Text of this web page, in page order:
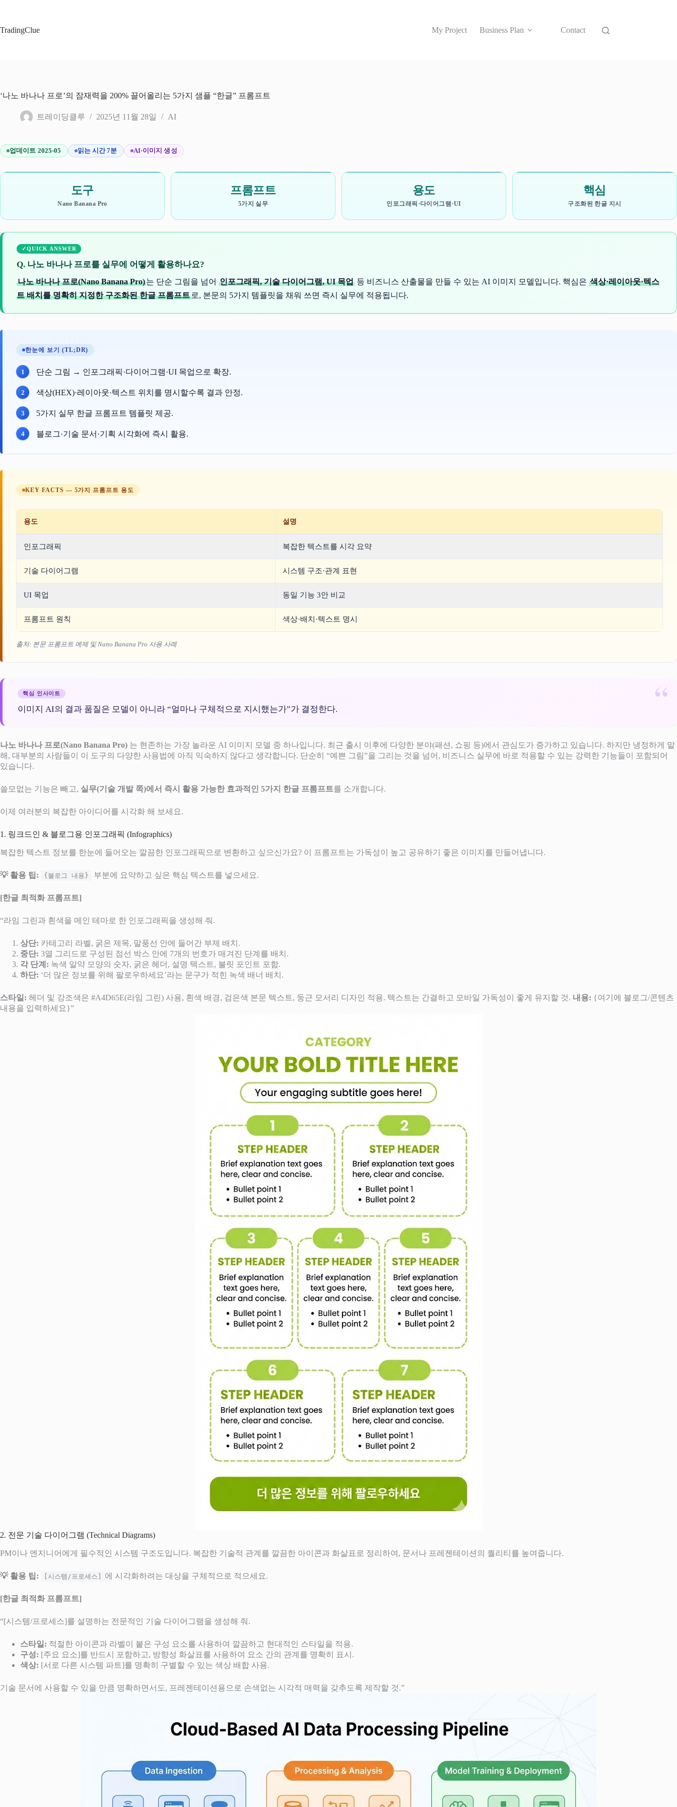
으
TradingClue My Project Business Plan Contact
‘나노 바나나 프로’의 잠재력을 200% 끌어올리는 5가지 샘플 “한글” 프롬프트
트레이딩클루 2025년 11월 28일 AI
업데이트 2025-05 읽는 시간 7분 AI·이미지 생성
도구
Nano Banana Pro
프롬프트
5가지 실무
용도
인포그래픽·다이어그램·UI
핵심
구조화된 한글 지시
QUICK ANSWER
Q. 나노 바나나 프로를 실무에 어떻게 활용하나요?
나노 바나나 프로(Nano Banana Pro)는 단순 그림을 넘어 인포그래픽, 기술 다이어그램, UI 목업 등 비즈니스 산출물을 만들 수 있는 AI 이미지 모델입니다. 핵심은 색상·레이아웃·텍스
트 배치를 명확히 지정한 구조화된 한글 프롬프트 로, 본문의 5가지 템플릿을 채워 쓰면 즉시 실무에 적용됩니다.
한눈에 보기 (TL;DR)
단순 그림 → 인포그래픽·다이어그램·UI 목업으로 확장.
색상(HEX)·레이아웃·텍스트 위치를 명시할수록 결과 안정.
5가지 실무 한글 프롬프트 템플릿 제공.
블로그·기술 문서·기획 시각화에 즉시 활용.
KEY FACTS — 5가지 프롬프트 용도
용도 설명
인포그래픽 복잡한 텍스트를 시각 요약
기술 다이어그램 시스템 구조·관계 표현
UI 목업 동일 기능 3안 비교
프롬프트 원칙 색상·배치·텍스트 명시
출처: 본문 프롬프트 예제 및 Nano Banana Pro 사용 사례
핵심 인사이트
이미지 AI의 결과 품질은 모델이 아니라 “얼마나 구체적으로 지시했는가”가 결정한다.
나노 바나나 프로(Nano Banana Pro) 는 현존하는 가장 놀라운 AI 이미지 모델 중 하나입니다. 최근 출시 이후에 다양한 분야(패션, 쇼핑 등)에서 관심도가 증가하고 있습니다. 하지만 냉정하게 말
해, 대부분의 사람들이 이 도구의 다양한 사용법에 아직 익숙하지 않다고 생각합니다. 단순히 “예쁜 그림”을 그리는 것을 넘어, 비즈니스 실무에 바로 적용할 수 있는 강력한 기능들이 포함되어
있습니다.
쓸모없는 기능은 빼고, 실무(기술 개발 쪽)에서 즉시 활용 가능한 효과적인 5가지 한글 프롬프트를 소개합니다.
이제 여러분의 복잡한 아이디어를 시각화 해 보세요.
1. 링크드인 & 블로그용 인포그래픽 (Infographics)
복잡한 텍스트 정보를 한눈에 들어오는 깔끔한 인포그래픽으로 변환하고 싶으신가요? 이 프롬프트는 가독성이 높고 공유하기 좋은 이미지를 만들어냅니다.
💡 활용 팁: {블로그 내용} 부분에 요약하고 싶은 핵심 텍스트를 넣으세요.
[한글 최적화 프롬프트]
“라임 그린과 흰색을 메인 테마로 한 인포그래픽을 생성해 줘.
상단: 카테고리 라벨, 굵은 제목, 말풍선 안에 들어간 부제 배치.
중단: 3열 그리드로 구성된 점선 박스 안에 7개의 번호가 매겨진 단계를 배치.
각 단계: 녹색 알약 모양의 숫자, 굵은 헤더, 설명 텍스트, 불릿 포인트 포함.
하단: ‘더 많은 정보를 위해 팔로우하세요’라는 문구가 적힌 녹색 배너 배치.
스타일: 헤더 및 강조색은 #A4D65E(라임 그린) 사용, 흰색 배경, 검은색 본문 텍스트, 둥근 모서리 디자인 적용. 텍스트는 간결하고 모바일 가독성이 좋게 유지할 것. 내용: {여기에 블로그/콘텐츠
내용을 입력하세요}”
2. 전문 기술 다이어그램 (Technical Diagrams)
PM이나 엔지니어에게 필수적인 시스템 구조도입니다. 복잡한 기술적 관계를 깔끔한 아이콘과 화살표로 정리하여, 문서나 프레젠테이션의 퀄리티를 높여줍니다.
💡 활용 팁: [시스템/프로세스] 에 시각화하려는 대상을 구체적으로 적으세요.
[한글 최적화 프롬프트]
“[시스템/프로세스]를 설명하는 전문적인 기술 다이어그램을 생성해 줘.
스타일: 적절한 아이콘과 라벨이 붙은 구성 요소를 사용하여 깔끔하고 현대적인 스타일을 적용.
구성: [주요 요소]를 반드시 포함하고, 방향성 화살표를 사용하여 요소 간의 관계를 명확히 표시.
색상: [서로 다른 시스템 파트]를 명확히 구별할 수 있는 색상 배합 사용.
기술 문서에 사용할 수 있을 만큼 명확하면서도, 프레젠테이션용으로 손색없는 시각적 매력을 갖추도록 제작할 것.”